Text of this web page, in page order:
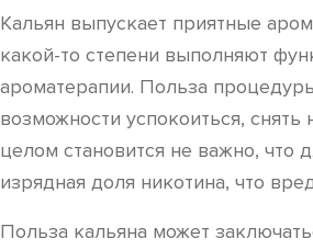
Кальян выпускает приятные
какой-то степени выполняют
ароматерапии. Польза
возможности успокоиться, снять
целом становится не важно, что
изрядная доля никотина, что
Польза кальяна может